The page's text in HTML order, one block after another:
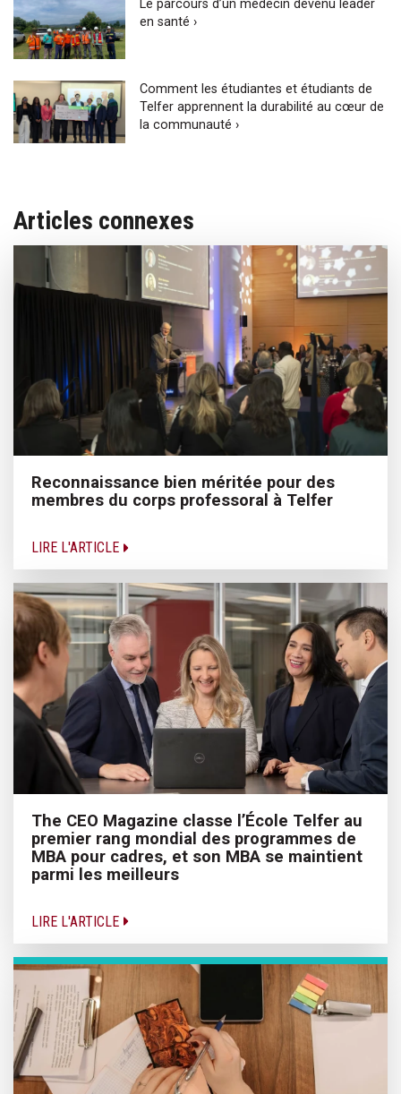
Le parcours d’un médecin devenu leader
en santé ›
Comment les étudiantes et étudiants de
Telfer apprennent la durabilité au cœur de
la communauté ›
Articles connexes
Reconnaissance bien méritée pour des
membres du corps professoral à Telfer
LIRE L'ARTICLE
The CEO Magazine classe l’École Telfer au
premier rang mondial des programmes de
MBA pour cadres, et son MBA se maintient
parmi les meilleurs
LIRE L'ARTICLE